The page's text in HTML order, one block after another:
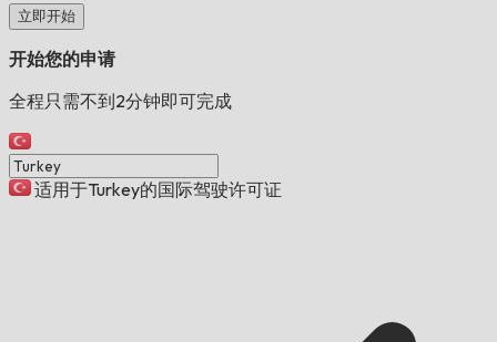
立即开始
开始您的申请
全程只需不到2分钟即可完成
适用于Turkey的国际驾驶许可证